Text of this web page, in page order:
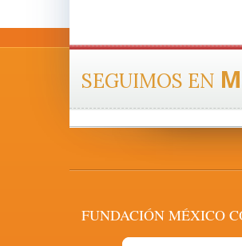
SEGUIMOS EN
FUNDACIÓN MÉXICO